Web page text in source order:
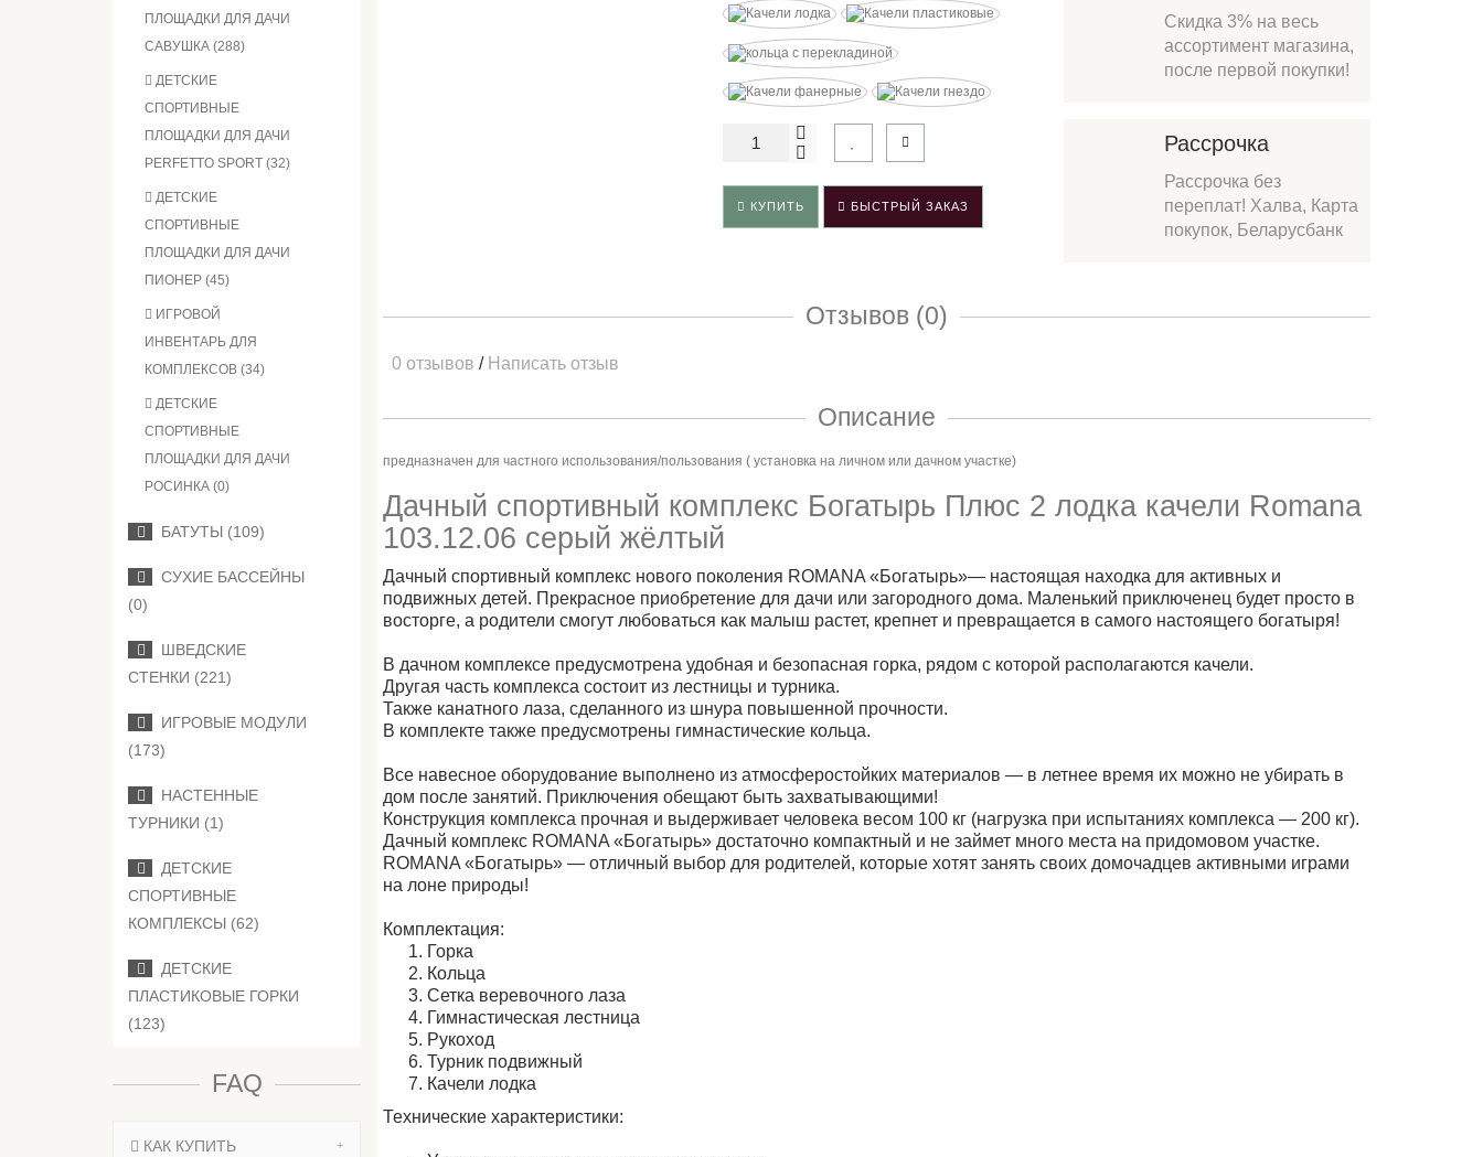
ПЛОЩАДКИ ДЛЯ ДАЧИ
САВУШКА (288)
ДЕТСКИЕ
СПОРТИВНЫЕ
ПЛОЩАДКИ ДЛЯ ДАЧИ
PERFETTO SPORT (32)
ДЕТСКИЕ
СПОРТИВНЫЕ
ПЛОЩАДКИ ДЛЯ ДАЧИ
ПИОНЕР (45)
ИГРОВОЙ
ИНВЕНТАРЬ ДЛЯ
КОМПЛЕКСОВ (34)
ДЕТСКИЕ
СПОРТИВНЫЕ
ПЛОЩАДКИ ДЛЯ ДАЧИ
РОСИНКА (0)
БАТУТЫ (109)
СУХИЕ БАССЕЙНЫ
(0)
ШВЕДСКИЕ
СТЕНКИ (221)
ИГРОВЫЕ МОДУЛИ
(173)
НАСТЕННЫЕ
ТУРНИКИ (1)
ДЕТСКИЕ
СПОРТИВНЫЕ
КОМПЛЕКСЫ (62)
ДЕТСКИЕ
ПЛАСТИКОВЫЕ ГОРКИ
(123)
FAQ
КАК КУПИТЬ
КУПИТЬ БЫСТРЫЙ ЗАКАЗ
Скидка 3% на весь
ассортимент магазина,
после первой покупки!
Рассрочка
Рассрочка без
переплат! Халва, Карта
покупок, Беларусбанк
Отзывов (0)
0 отзывов / Написать отзыв
Описание
предназначен для частного использования/пользования ( установка на личном или дачном участке)
Дачный спортивный комплекс Богатырь Плюс 2 лодка качели Romana
103.12.06 серый жёлтый
Дачный спортивный комплекс нового поколения ROMANA «Богатырь»— настоящая находка для активных и
подвижных детей. Прекрасное приобретение для дачи или загородного дома. Маленький приключенец будет просто в
восторге, а родители cмогут любоваться как малыш растет, крепнет и превращается в самого настоящего богатыря!
В дачном комплексе предусмотрена удобная и безопасная горка, рядом с которой располагаются качели.
Другая часть комплекса состоит из лестницы и турника.
Также канатного лаза, сделанного из шнура повышенной прочности.
В комплекте также предусмотрены гимнастические кольца.
Все навесное оборудование выполнено из атмосферостойких материалов — в летнее время их можно не убирать в
дом после занятий. Приключения обещают быть захватывающими!
Конструкция комплекса прочная и выдерживает человека весом 100 кг (нагрузка при испытаниях комплекса — 200 кг).
Дачный комплекс ROMANA «Богатырь» достаточно компактный и не займет много места на придомовом участке.
ROMANA «Богатырь» — отличный выбор для родителей, которые хотят занять своих домочадцев активными играми
на лоне природы!
Комплектация:
Горка
Кольца
Сетка веревочного лаза
Гимнастическая лестница
Рукоход
Турник подвижный
Качели лодка
Технические характеристики: